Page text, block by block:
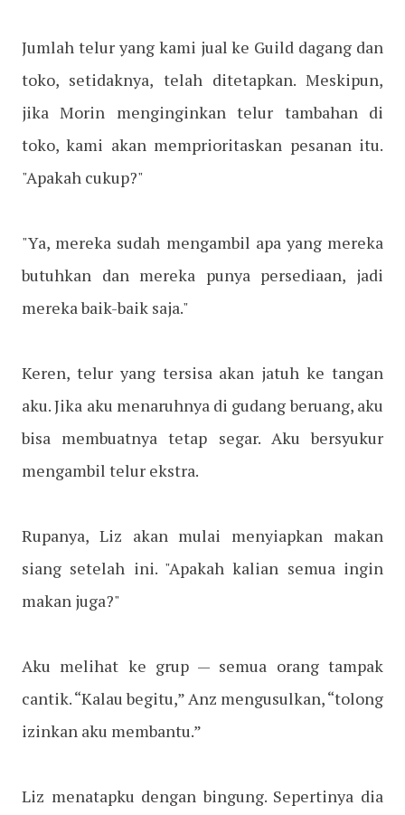
Jumlah telur yang kami jual ke Guild dagang dan
toko, setidaknya, telah ditetapkan. Meskipun,
jika Morin menginginkan telur tambahan di
toko, kami akan memprioritaskan pesanan itu.
"Apakah cukup?"
"Ya, mereka sudah mengambil apa yang mereka
butuhkan dan mereka punya persediaan, jadi
mereka baik-baik saja."
Keren, telur yang tersisa akan jatuh ke tangan
aku. Jika aku menaruhnya di gudang beruang, aku
bisa membuatnya tetap segar. Aku bersyukur
mengambil telur ekstra.
Rupanya, Liz akan mulai menyiapkan makan
siang setelah ini. "Apakah kalian semua ingin
makan juga?"
Aku melihat ke grup — semua orang tampak
cantik. “Kalau begitu,” Anz mengusulkan, “tolong
izinkan aku membantu.”
Liz menatapku dengan bingung. Sepertinya dia